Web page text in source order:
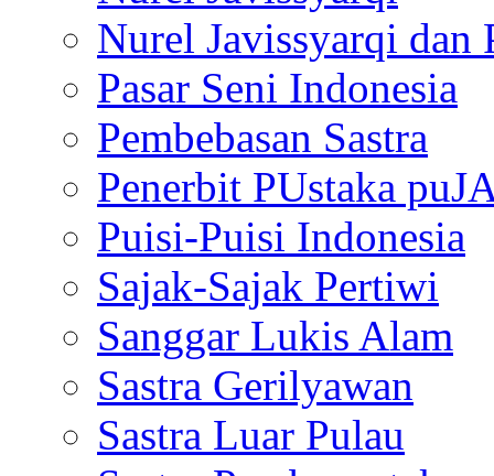
Nurel Javissyarqi dan
Pasar Seni Indonesia
Pembebasan Sastra
Penerbit PUstaka
Puisi-Puisi Indonesia
Sajak-Sajak Pertiwi
Sanggar Lukis Alam
Sastra Gerilyawan
Sastra Luar Pulau